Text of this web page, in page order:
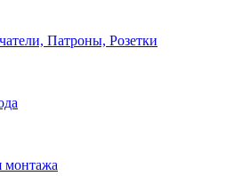
Патроны, Розетки
монтажа